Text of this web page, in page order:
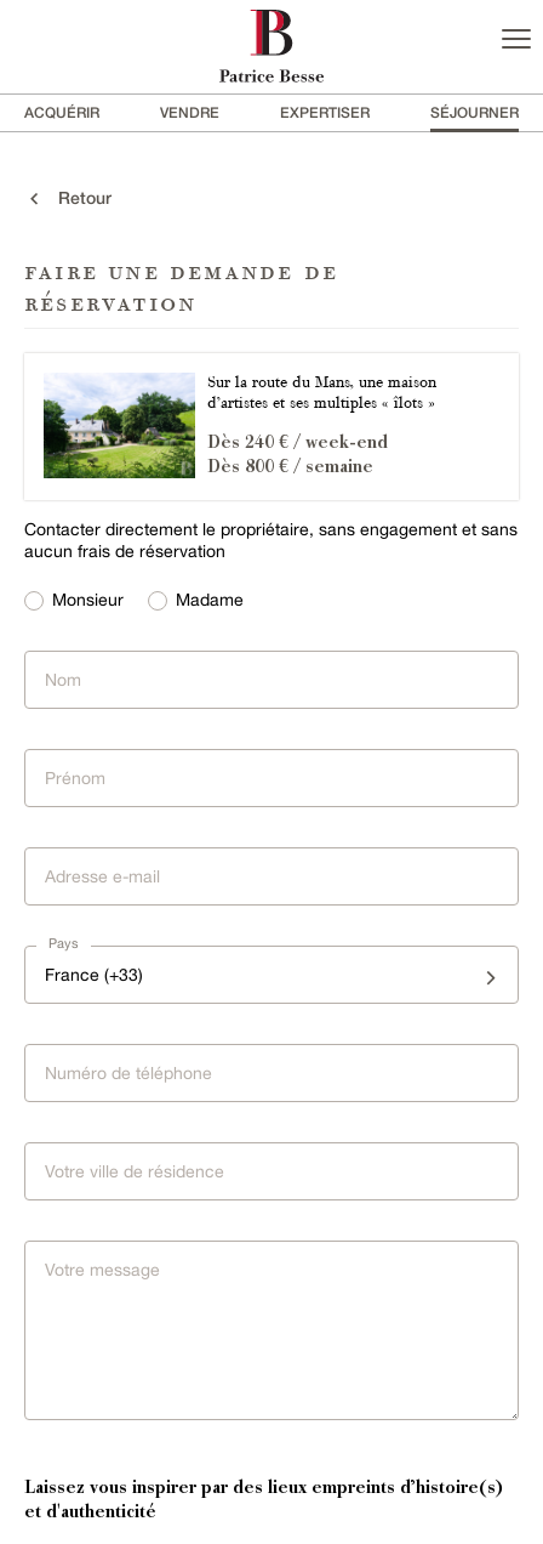
ACQUÉRIR VENDRE EXPERTISER SÉJOURNER
Retour
faire une demande de
réservation
Sur la route du Mans, une maison
d’artistes et ses multiples « îlots »
Dès 240 € / week-end
Dès 800 € / semaine
Contacter directement le propriétaire, sans engagement et sans
aucun frais de réservation
Monsieur Madame
Pays
France (+33)
Laissez vous inspirer par des lieux empreints d’histoire(s)
et d'authenticité